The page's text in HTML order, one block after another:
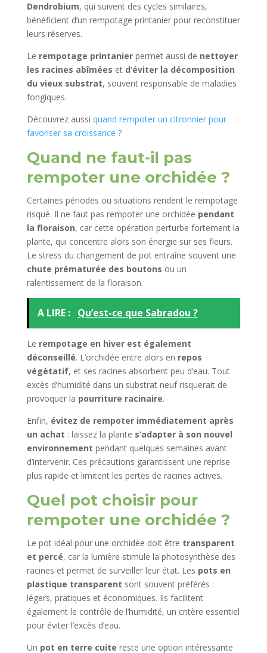
Dendrobium, qui suivent des cycles similaires,
bénéficient d’un rempotage printanier pour reconstituer
leurs réserves.
Le rempotage printanierpermet aussi de nettoyer
les racines abîmées et d’éviter la décomposition
du vieux substrat, souvent responsable de maladies
fongiques.
Découvrez aussi quand rempoter un citronnier pour
favoriser sa croissance ?
Quand ne faut-il pas
rempoter une orchidée ?
Certaines périodes ou situations rendent le rempotage
risqué. Il ne faut pas rempoter une orchidée pendant
la floraison, car cette opération perturbe fortement la
plante, qui concentre alors son énergie sur ses fleurs.
Le stress du changement de pot entraîne souvent une
chute prématurée des boutons ou un
ralentissement de la floraison.
A LIRE : Qu’est-ce que Sabradou ?
Le rempotage en hiver est également
déconseillé. L’orchidée entre alors en repos
végétatif, et ses racines absorbent peu d’eau. Tout
excès d’humidité dans un substrat neuf risquerait de
provoquer la pourriture racinaire.
Enfin, évitez de rempoter immédiatement après
un achat : laissez la plante s’adapter à son nouvel
environnement pendant quelques semaines avant
d’intervenir. Ces précautions garantissent une reprise
plus rapide et limitent les pertes de racines actives.
Quel pot choisir pour
rempoter une orchidée ?
Le pot idéal pour une orchidée doit être transparent
et percé, car la lumière stimule la photosynthèse des
racines et permet de surveiller leur état. Les pots en
plastique transparent sont souvent préférés :
légers, pratiques et économiques. Ils facilitent
également le contrôle de l’humidité, un critère essentiel
pour éviter l’excès d’eau.
Un pot en terre cuite reste une option intéressante